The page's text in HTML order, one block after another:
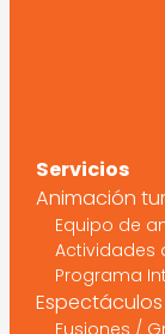
Servicios
Animación
Equipo de
Actividades
Programa
Espectáculos